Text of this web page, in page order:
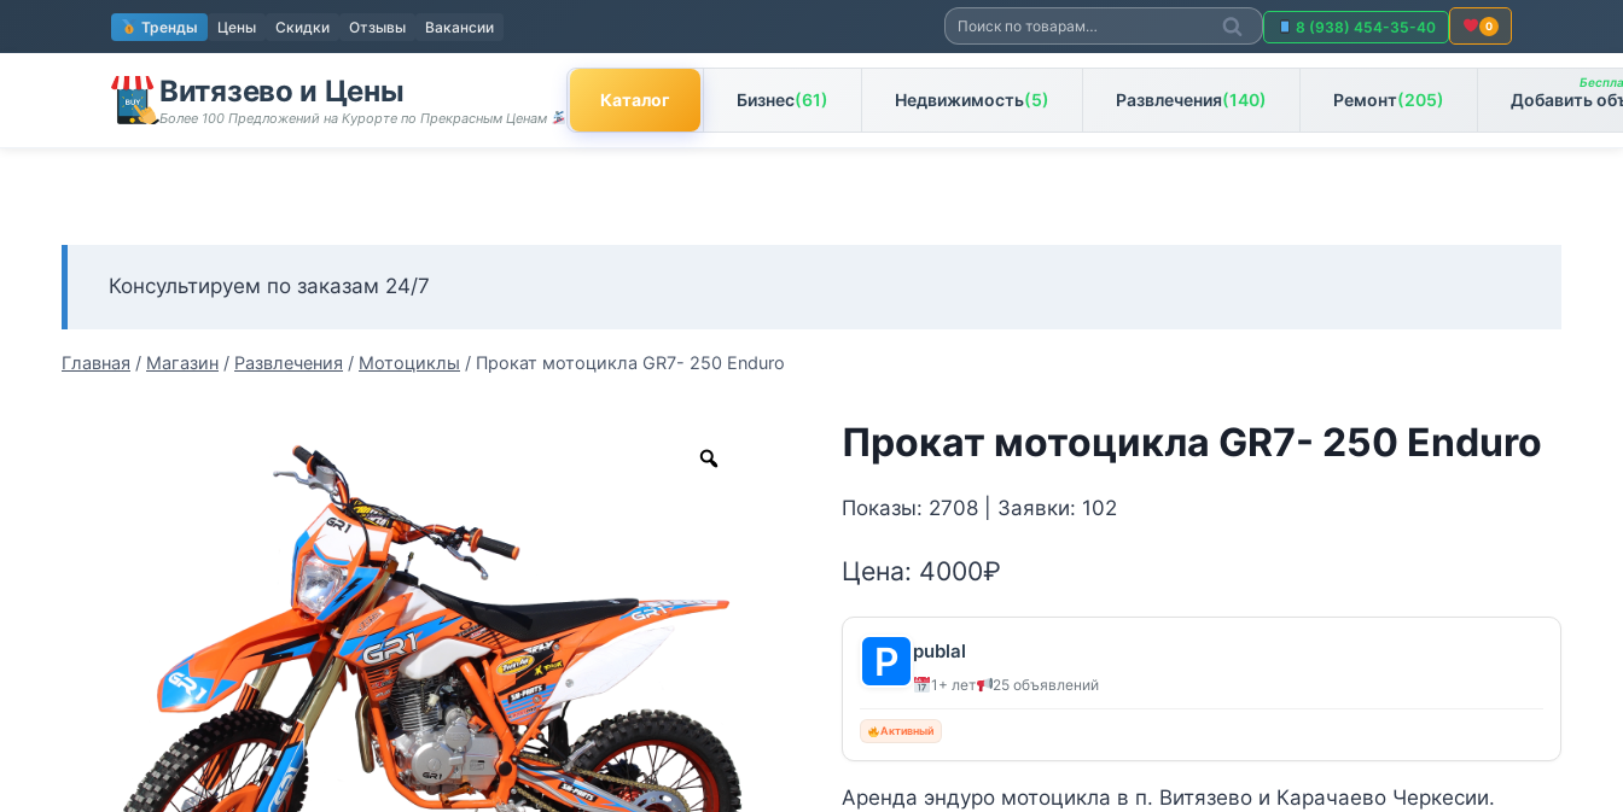
к
содержимому
Тренды Цены Скидки Отзывы Вакансии Искать:
Поиск
8 (938) 454-35-40 0
Витязево и Цены
Более 100 Предложений на Курорте по Прекрасным Ценам
Каталог Бизнес(61) Недвижимость(5) Развлечения(140) Ремонт(205) Добавить
Консультируем по заказам 24/7
Главная / Магазин / Развлечения / Мотоциклы / Прокат мотоцикла GR7- 250 Enduro
Прокат мотоцикла GR7- 250 Enduro
Показы: 2708 | Заявки: 102
Цена: 4000₽
publal
1+ лет 25 объявлений
Активный
Аренда эндуро мотоцикла в п. Витязево и Карачаево Черкесии.